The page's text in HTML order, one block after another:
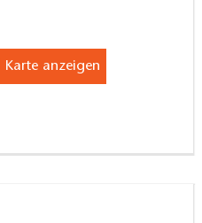
Karte anzeigen